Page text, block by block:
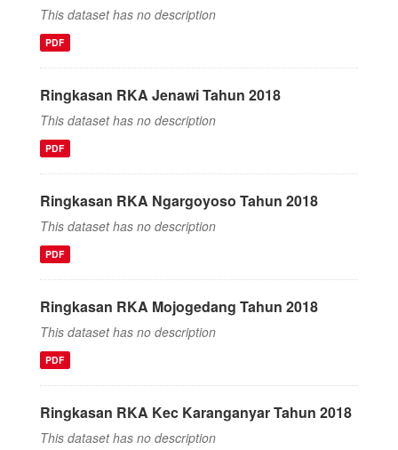
This dataset has no description
PDF
Ringkasan RKA Jenawi Tahun 2018
This dataset has no description
PDF
Ringkasan RKA Ngargoyoso Tahun 2018
This dataset has no description
PDF
Ringkasan RKA Mojogedang Tahun 2018
This dataset has no description
PDF
Ringkasan RKA Kec Karanganyar Tahun 2018
This dataset has no description